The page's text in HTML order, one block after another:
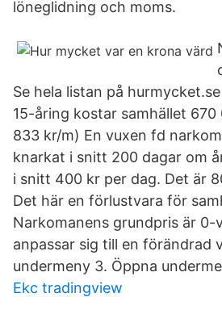
löneglidning och moms.
Se hela listan på
15-åring kostar samhället
833 kr/m) En vuxen fd
knarkat i snitt 200 dagar om
i snitt 400 kr per dag. Det är
Det här en förlustvara för
Narkomanens grundpris är 0-
anpassar sig till en förändrad
undermeny 3. Öppna
Ekc tradingview